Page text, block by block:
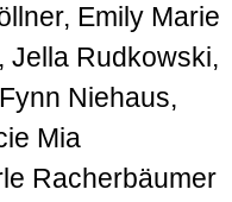
Emily Marie
Jella Rudkowski,
Niehaus,
Mia
Racherbäumer